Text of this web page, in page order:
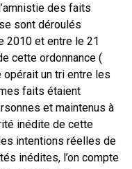
des faits
sont déroulés
2010 et entre le 21
cette ordonnance (
un tri entre les
faits étaient
et maintenus à
inédite de cette
intentions réelles de
inédites, l’on compte